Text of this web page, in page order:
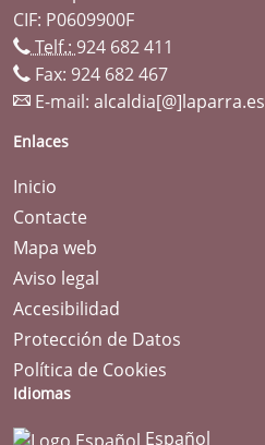
CIF: P0609900F
Telf.: 924 682 411
Fax: 924 682 467
E-mail: alcaldia[@]laparra.es
Enlaces
Inicio
Contacte
Mapa web
Aviso legal
Accesibilidad
Protección de Datos
Política de Cookies
Idiomas
Español